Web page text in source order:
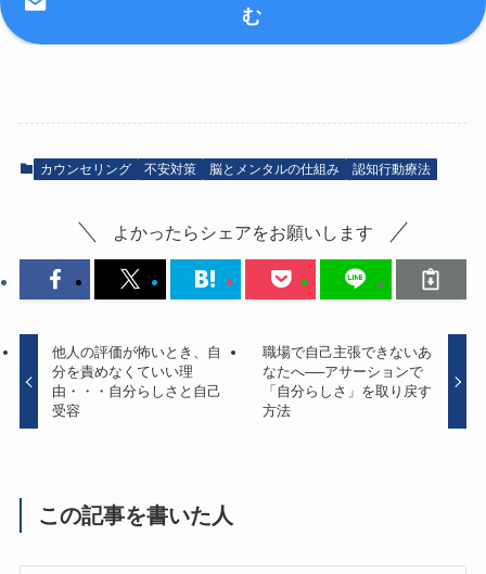
む
カウンセリング 不安対策 脳とメンタルの仕組み 認知行動療法
よかったらシェアをお願いします
他人の評価が怖いとき、自
分を責めなくていい理
由・・・自分らしさと自己
受容
職場で自己主張できないあ
なたへ──アサーションで
「自分らしさ」を取り戻す
方法
この記事を書いた人